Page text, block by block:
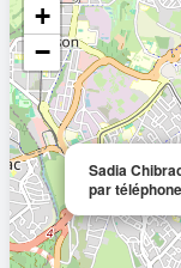
Sadia
par
+
−